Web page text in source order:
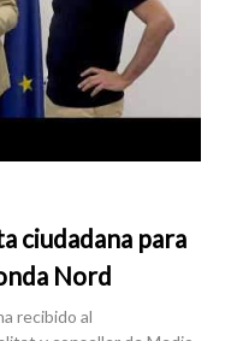
ciudadana para
Nord
recibido al